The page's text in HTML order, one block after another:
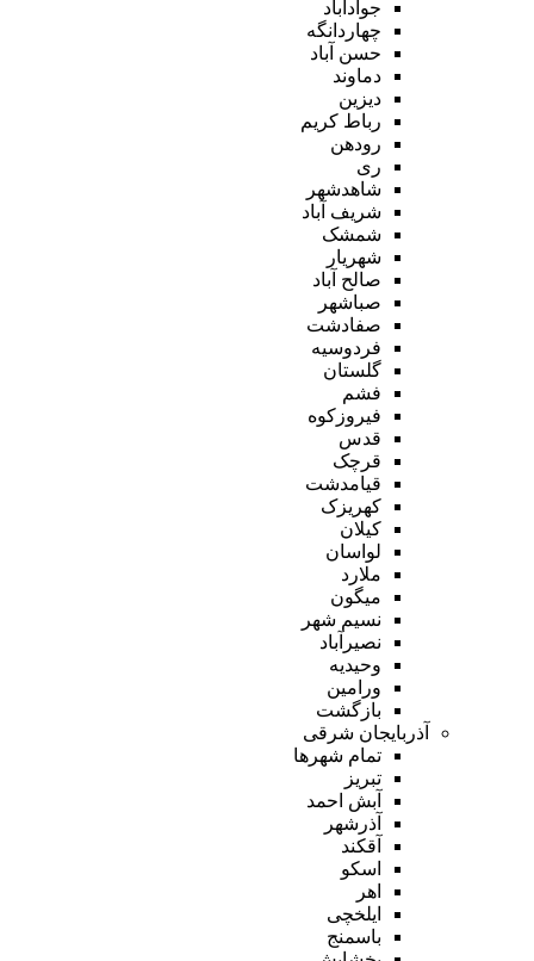
جوادآباد
چهاردانگه
حسن آباد
دماوند
دیزین
رباط کریم
رودهن
ری
شاهدشهر
شریف آباد
شمشک
شهریار
صالح آباد
صباشهر
صفادشت
فردوسیه
گلستان
فشم
فیروزکوه
قدس
قرچک
قیامدشت
کهریزک
کیلان
لواسان
ملارد
میگون
نسیم شهر
نصیرآباد
وحیدیه
ورامین
بازگشت
آذربایجان شرقی
تمام شهر‌ها
تبریز
آبش احمد
آذرشهر
آقکند
اسکو
اهر
ایلخچی
باسمنج